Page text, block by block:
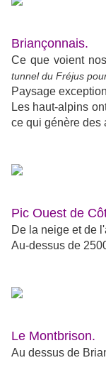
Briançonnais.
Ce que voient
tunnel du Fréjus
Paysage
Les haut-alpins
ce qui génère des
Pic Ouest de
De la neige et de
Au-dessus de
Le Montbrison.
Au dessus de